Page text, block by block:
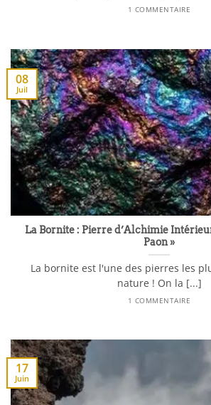
1 COMMENTAIRE
La Bornite : Pierre d’Alchimie
Paon »
La bornite est l'une des pierres les
nature ! On la [...]
1 COMMENTAIRE
08
Juil
17
Juin